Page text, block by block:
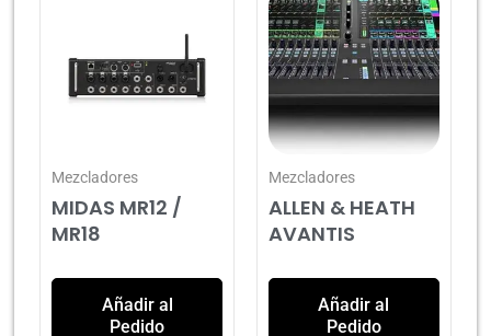
Mezcladores
MIDAS MR12 /
MR18
Añadir al
Pedido
Mezcladores
ALLEN & HEATH
AVANTIS
Añadir al
Pedido